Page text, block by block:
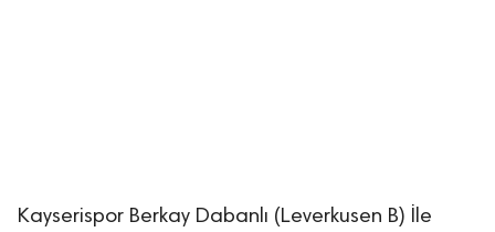
Kayserispor Berkay Dabanlı (Leverkusen B) İle